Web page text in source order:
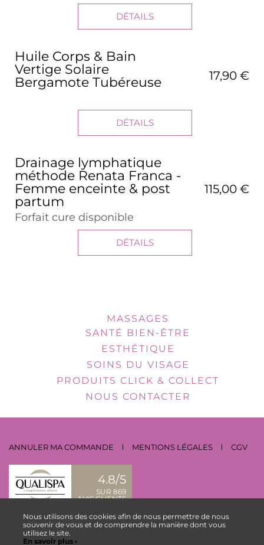
Nous utilisons des cookies afin de nous permettre de nous
souvenir de vous et de comprendre la manière dont vous
utilisez le site.
En savoir plus ›
DÉTAILS
Huile Corps & Bain
Vertige Solaire
Bergamote Tubéreuse
17,90 €
DÉTAILS
Drainage lymphatique
méthode Renata Franca -
Femme enceinte & post
partum
Forfait cure disponible
115,00 €
DÉTAILS
MASSAGES
SANTÉ BIEN-ÊTRE
ESTHÉTIQUE
SOINS DU VISAGE
PRODUITS CLICK & COLLECT
NOUS CONTACTER
ANNULER MA COMMANDE MENTIONS LÉGALES CGV
4.8/5
SUR 869
AVIS CLIENTS
NOUS CONTACTER